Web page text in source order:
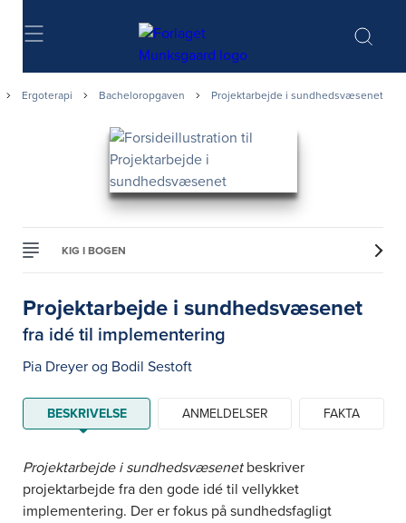
Søg
Ergoterapi Bacheloropgaven Projektarbejde i sundhedsvæsenet
KIG I BOGEN
Projektarbejde i sundhedsvæsenet
fra idé til implementering
Pia Dreyer og Bodil Sestoft
BESKRIVELSE ANMELDELSER FAKTA
Projektarbejde i sundhedsvæsenetbeskriver
projektarbejde fra den gode idé til vellykket
implementering. Der er fokus på sundhedsfagligt